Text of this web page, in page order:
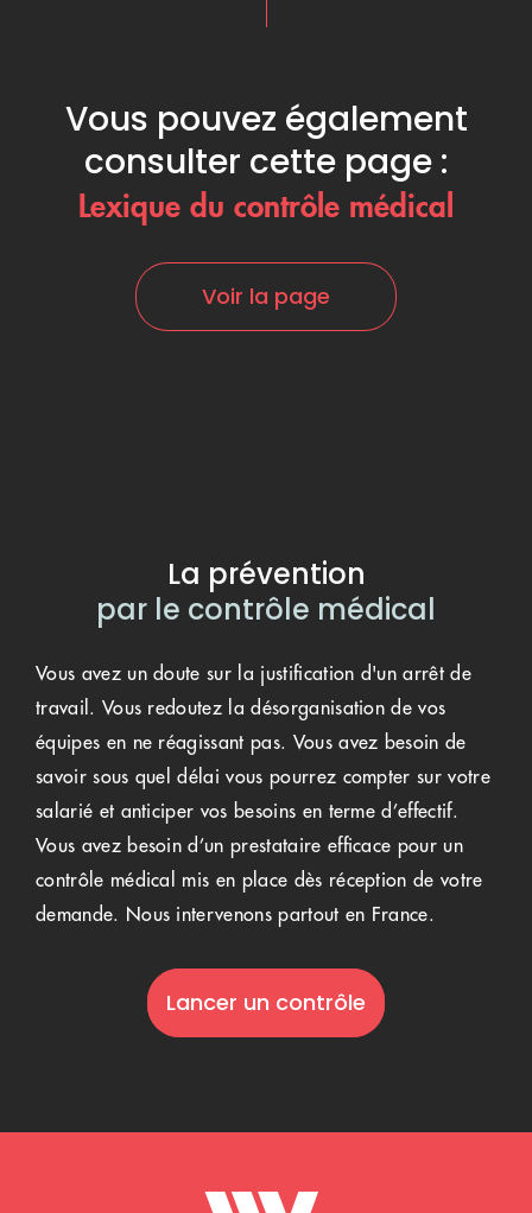
Vous pouvez également
consulter cette page :
Lexique du contrôle médical
Voir la page
La prévention
par le contrôle médical
Vous avez un doute sur la justification d'un arrêt de
travail. Vous redoutez la désorganisation de vos
équipes en ne réagissant pas. Vous avez besoin de
savoir sous quel délai vous pourrez compter sur votre
salarié et anticiper vos besoins en terme d’effectif.
Vous avez besoin d’un prestataire efficace pour un
contrôle médical mis en place dès réception de votre
demande. Nous intervenons partout en France.
Lancer un contrôle